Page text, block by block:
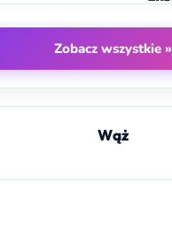
Zobacz wszystkie »
Wąż